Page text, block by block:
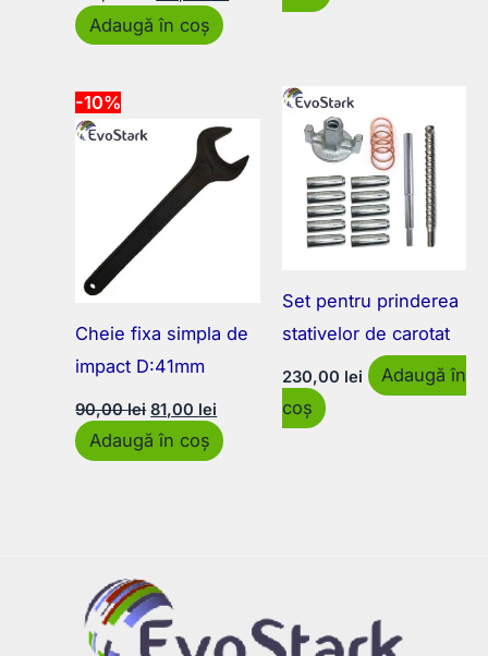
inițial
a
fost:
curent
Adaugă în coș
-10%
Cheie fixa simpla de
impact D:41mm
90,00lei Prețul
inițial
a
fost:
81,00 lei
curent
este:
81,00 lei.
Adaugă în coș
Set pentru prinderea
stativelor de carotat
230,00 lei
Adaugă în
coș